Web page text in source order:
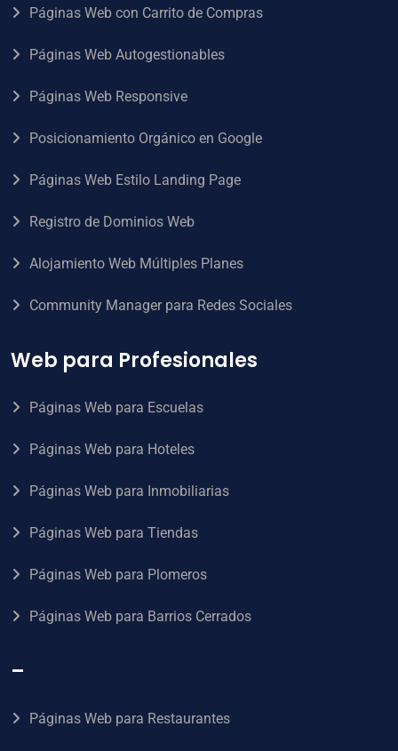
Páginas Web con Carrito de Compras
Páginas Web Autogestionables
Páginas Web Responsive
Posicionamiento Orgánico en Google
Páginas Web Estilo Landing Page
Registro de Dominios Web
Alojamiento Web Múltiples Planes
Community Manager para Redes Sociales
Web para Profesionales
Páginas Web para Escuelas
Páginas Web para Hoteles
Páginas Web para Inmobiliarias
Páginas Web para Tiendas
Páginas Web para Plomeros
Páginas Web para Barrios Cerrados
–
Páginas Web para Restaurantes